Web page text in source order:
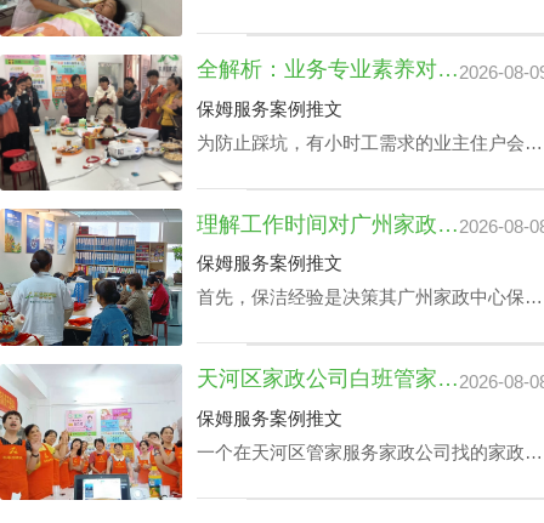
原则下协配合适的阿姨。
全解析：业务专业素养对家政中心荔湾小时工费用的真影响2026-08-
保姆服务案例推文
为防止踩坑，有小时工需求的业主住户会对
最优化的同时赢得更多附加内容。影响家政
中心荔湾小时工费用的核心因素涉及哪些？
丰泽园将用HR下文文章做展开。
理解工作时间对广州家政中心保洁24小时价格表的潜在影响2026-08-
保姆服务案例推文
首先，保洁经验是决策其广州家政中心保洁
育等，保洁个人独特性增加，其广州家政中
心保洁24小时价格表也会增加。
天河区家政公司白班管家价格：公司声誉引导的收费标准2026-08-
保姆服务案例推文
一个在天河区管家服务家政公司找的家政管